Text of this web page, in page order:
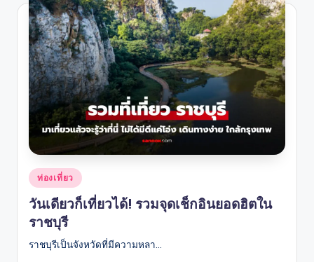
Posted
in
ท่องเที่ยว
วันเดียวก็เที่ยวได้! รวมจุดเช็กอินยอดฮิตใน
ราชบุรี
ราชบุรีเป็นจังหวัดที่มีความหลา…